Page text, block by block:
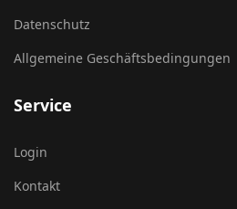
Datenschutz
Allgemeine Geschäftsbedingungen
Service
Login
Kontakt